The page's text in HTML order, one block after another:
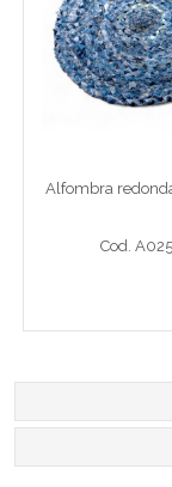
Alfombra
Jean
Alfombra
Cod.